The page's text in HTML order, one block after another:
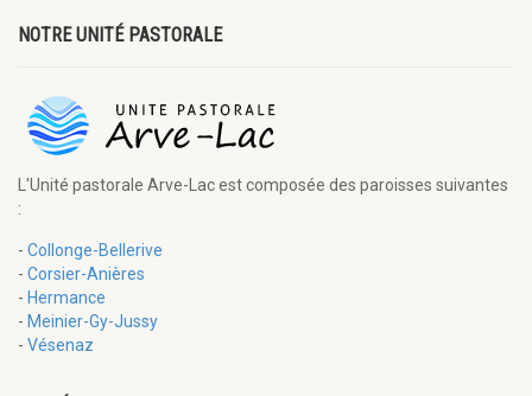
NOTRE UNITÉ PASTORALE
L'Unité pastorale Arve-Lac est composée des paroisses suivantes
:
- Collonge-Bellerive
- Corsier-Anières
- Hermance
- Meinier-Gy-Jussy
- Vésenaz